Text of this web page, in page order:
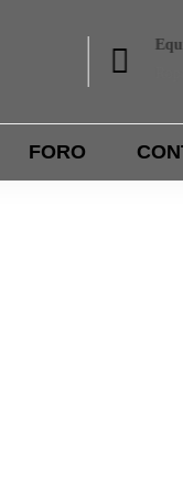
Equipamiento
Ropa y accesorios
FORO